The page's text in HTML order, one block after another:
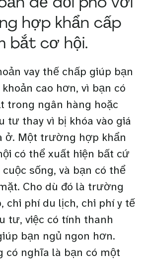
hợp khẩn cấp
bắt cơ hội.
vay thế chấp giúp bạn
cao hơn, vì bạn có
trong ngân hàng hoặc
tư thay vì bị khóa vào giá
ở. Một trường hợp khẩn
có thể xuất hiện bất cứ
sống, và bạn có thể
Cho dù đó là trường
chi phí du lịch, chi phí y tế
tư, việc có tính thanh
bạn ngủ ngon hơn.
có nghĩa là bạn có một